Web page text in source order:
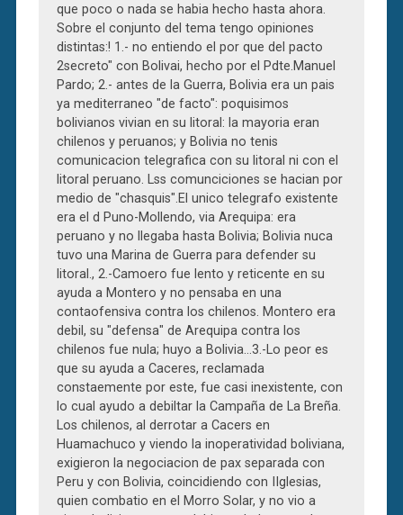
que poco o nada se habia hecho hasta ahora.
Sobre el conjunto del tema tengo opiniones
distintas:! 1.- no entiendo el por que del pacto
2secreto" con Bolivai, hecho por el Pdte.Manuel
Pardo; 2.- antes de la Guerra, Bolivia era un pais
ya mediterraneo "de facto": poquisimos
bolivianos vivian en su litoral: la mayoria eran
chilenos y peruanos; y Bolivia no tenis
comunicacion telegrafica con su litoral ni con el
litoral peruano. Lss comunciciones se hacian por
medio de "chasquis".El unico telegrafo existente
era el d Puno-Mollendo, via Arequipa: era
peruano y no llegaba hasta Bolivia; Bolivia nuca
tuvo una Marina de Guerra para defender su
litoral., 2.-Camoero fue lento y reticente en su
ayuda a Montero y no pensaba en una
contaofensiva contra los chilenos. Montero era
debil, su "defensa" de Arequipa contra los
chilenos fue nula; huyo a Bolivia…3.-Lo peor es
que su ayuda a Caceres, reclamada
constaemente por este, fue casi inexistente, con
lo cual ayudo a debiltar la Campaña de La Breña.
Los chilenos, al derrotar a Cacers en
Huamachuco y viendo la inoperatividad boliviana,
exigieron la negociacion de pax separada con
Peru y con Bolivia, coincidiendo con IIglesias,
quien combatio en el Morro Solar, y no vio a